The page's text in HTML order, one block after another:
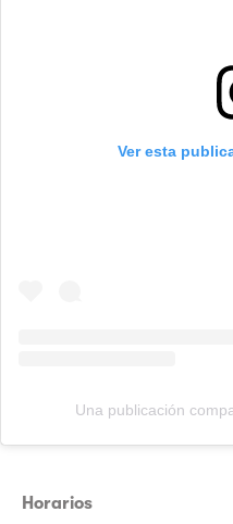
Ver esta
Una publicación
Horarios